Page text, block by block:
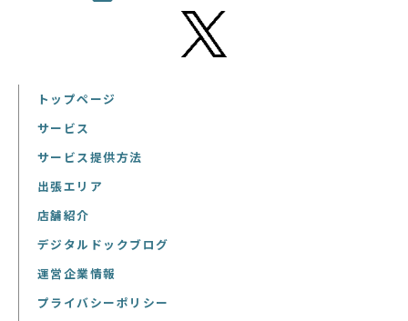
トップページ
サービス
サービス提供方法
出張エリア
店舗紹介
デジタルドックブログ
運営企業情報
プライバシーポリシー